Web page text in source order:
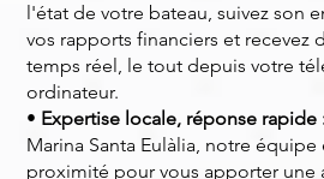
l'état de votre bateau, suivez son
vos rapports financiers et recevez
temps réel, le tout depuis votre
ordinateur.
• Expertise locale, réponse rapide
Marina Santa Eulàlia, notre
proximité pour vous apporter une